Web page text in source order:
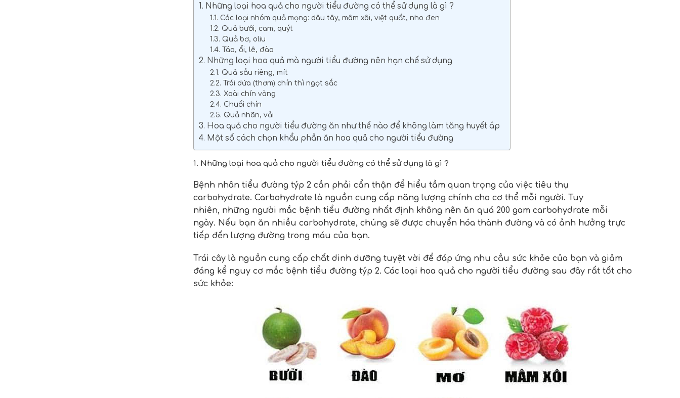
1. Những loại hoa quả cho người tiểu đường có thể sử dụng là gì ?
1.1. Các loại nhóm quả mọng: dâu tây, mâm xôi, việt quất, nho đen
1.2. Quả bưởi, cam, quýt
1.3. Quả bơ, oliu
1.4. Táo, ổi, lê, đào
2. Những loại hoa quả mà người tiểu đường nên hạn chế sử dụng
2.1. Quả sầu riêng, mít
2.2. Trái dứa (thơm) chín thì ngọt sắc
2.3. Xoài chín vàng
2.4. Chuối chín
2.5. Quả nhãn, vải
3. Hoa quả cho người tiểu đường ăn như thế nào để không làm tăng huyết áp
4. Một số cách chọn khẩu phần ăn hoa quả cho người tiểu đường
1. Những loại hoa quả cho người tiểu đường có thể sử dụng là gì ?
Bệnh nhân tiểu đường týp 2 cần phải cẩn thận để hiểu tầm quan trọng của việc tiêu thụ
carbohydrate. Carbohydrate là nguồn cung cấp năng lượng chính cho cơ thể mỗi người. Tuy
nhiên, những người mắc bệnh tiểu đường nhất định không nên ăn quá 200 gam carbohydrate mỗi
ngày. Nếu bạn ăn nhiều carbohydrate, chúng sẽ được chuyển hóa thành đường và có ảnh hưởng trực
tiếp đến lượng đường trong máu của bạn.
Trái cây là nguồn cung cấp chất dinh dưỡng tuyệt vời để đáp ứng nhu cầu sức khỏe của bạn và giảm
đáng kể nguy cơ mắc bệnh tiểu đường týp 2. Các loại hoa quả cho người tiểu đường sau đây rất tốt cho
sức khỏe: